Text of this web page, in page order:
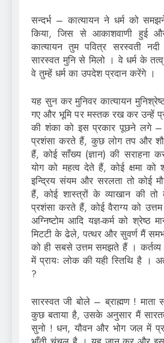
सन्दर्भ – कात्यायन ने धर्म को
किया, जिस से आकाशवाणी हुई
कात्यायन तुम पवित्र सरस्वती
सारस्वत मुनि से मिलो । वे धर्म के
वे तुम्हें धर्म का उपदेश प्रदान करेंगे ।
यह सुन कर मुनिवर कात्यायन
गए और भूमि पर मस्तक रख कर उन्हें
की शंका को इस प्रकार पूछने लगे –
प्रशंसा करते हैं, कुछ लोग तप और
हैं, कोई साँख्य (ज्ञान) की सराहना
योग को महत्व देते हैं, कोई क्षमा को
इन्द्रिय संयम और सरलता तो कोई
हैं, कोई शास्त्रों के व्याखान की तो
प्रशंसा करते हैं, कोई वैराग्य को
अग्निष्टोम आदि यज्ञ-कर्म को
मिटटी के ढेले, पत्थर और सुवर्ण मैं
को ही सबसे उत्तम समझते हैं ।
में प्रायः लोक की यही स्तिथि है ।
?
सारस्वत जी बोले – ब्राह्मण ! माता
कुछ बताया है, उसके अनुसार मैं
सुनो ! धन, यौवन और भोग जल में